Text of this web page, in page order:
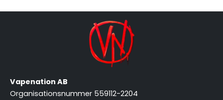
Vapenation AB
Organisationsnummer 559112-2204